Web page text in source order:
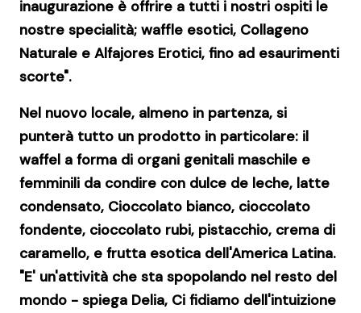
inaugurazione è offrire a tutti i nostri ospiti le
nostre specialità; waffle esotici, Collageno
Naturale e Alfajores Erotici, fino ad esaurimenti
scorte".
Nel nuovo locale, almeno in partenza, si
punterà tutto un prodotto in particolare: il
waffel a forma di organi genitali maschile e
femminili da condire con dulce de leche, latte
condensato, Cioccolato bianco, cioccolato
fondente, cioccolato rubi, pistacchio, crema di
caramello, e frutta esotica dell'America Latina.
"E' un'attività che sta spopolando nel resto del
mondo - spiega Delia, Ci fidiamo dell'intuizione